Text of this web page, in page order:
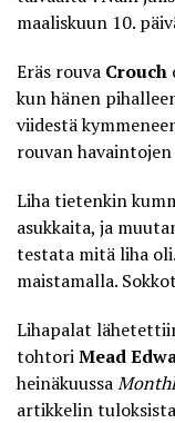
maaliskuun 10.
Eräs rouva Crouch
kun hänen
viidestä
rouvan
Liha tietenkin
asukkaita, ja
testata mitä liha
maistamalla.
Lihapalat
tohtoriMead
heinäkuussa
artikkelin